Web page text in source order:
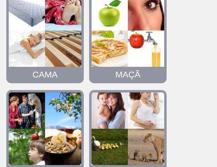
CAMA MAÇÃ